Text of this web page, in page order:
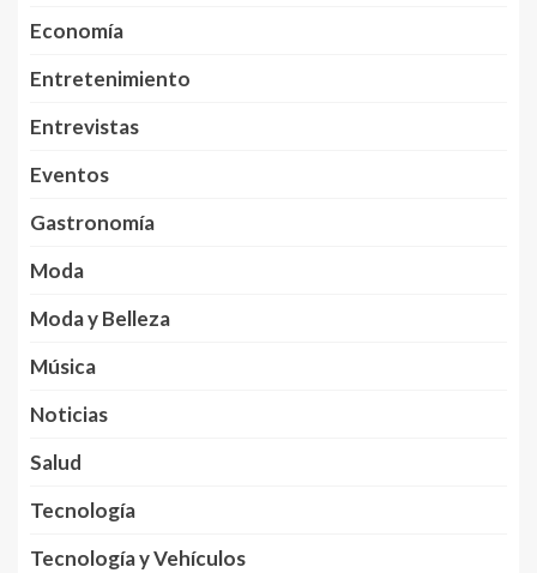
Economía
Entretenimiento
Entrevistas
Eventos
Gastronomía
Moda
Moda y Belleza
Música
Noticias
Salud
Tecnología
Tecnología y Vehículos